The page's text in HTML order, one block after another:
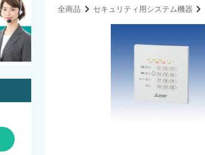
全商品 セキュリティ用システム機器